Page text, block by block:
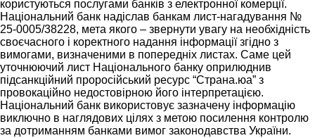
користуються послугами банків з електронної комерції.
Національний банк надіслав банкам лист-нагадування №
25-0005/38228, мета якого – звернути увагу на необхідність
своєчасного і коректного надання інформації згідно з
вимогами, визначеними в попередніх листах. Саме цей
уточнюючий лист Національного банку оприлюднив
підсанкційний проросійський ресурс “Страна.юа” з
провокаційно недостовірною його інтерпретацією.
Національний банк використовує зазначену інформацію
виключно в наглядових цілях з метою посилення контролю
за дотриманням банками вимог законодавства України.